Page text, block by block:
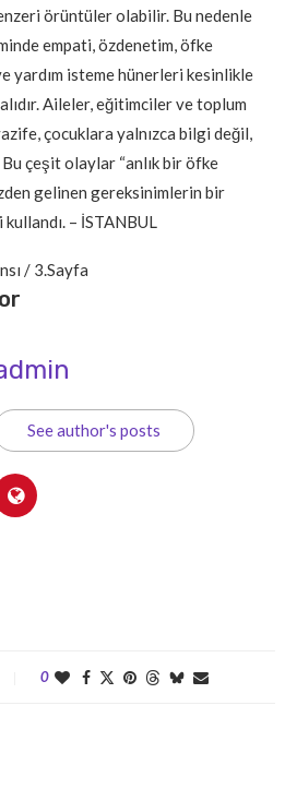
örüntüler olabilir. Bu nedenle
empati, özdenetim, öfke
yardım isteme hünerleri kesinlikle
Aileler, eğitimciler ve toplum
çocuklara yalnızca bilgi değil,
çeşit olaylar “anlık bir öfke
gelinen gereksinimlerin bir
kullandı. – İSTANBUL
/ 3.Sayfa
See author's posts
0